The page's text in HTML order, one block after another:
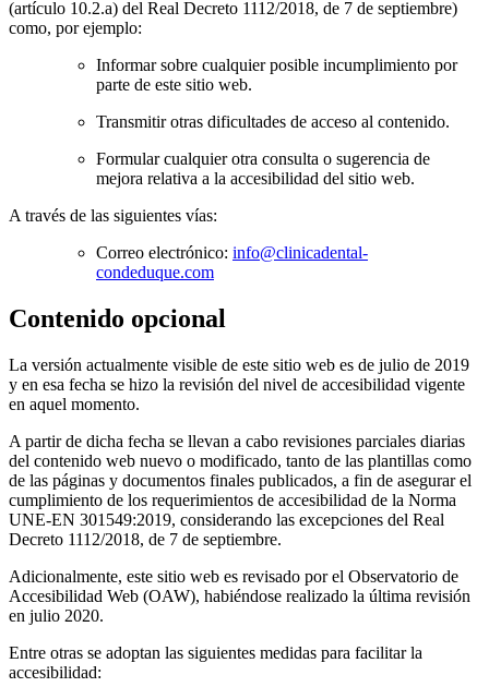
(artículo 10.2.a) del Real Decreto 1112/2018, de 7 de septiembre)
como, por ejemplo:
Informar sobre cualquier posible incumplimiento por
parte de este sitio web.
Transmitir otras dificultades de acceso al contenido.
Formular cualquier otra consulta o sugerencia de
mejora relativa a la accesibilidad del sitio web.
A través de las siguientes vías:
Correo electrónico: info@clinicadental-
condeduque.com
Contenido opcional
La versión actualmente visible de este sitio web es de julio de 2019
y en esa fecha se hizo la revisión del nivel de accesibilidad vigente
en aquel momento.
A partir de dicha fecha se llevan a cabo revisiones parciales diarias
del contenido web nuevo o modificado, tanto de las plantillas como
de las páginas y documentos finales publicados, a fin de asegurar el
cumplimiento de los requerimientos de accesibilidad de la Norma
UNE-EN 301549:2019, considerando las excepciones del Real
Decreto 1112/2018, de 7 de septiembre.
Adicionalmente, este sitio web es revisado por el Observatorio de
Accesibilidad Web (OAW), habiéndose realizado la última revisión
en julio 2020.
Entre otras se adoptan las siguientes medidas para facilitar la
accesibilidad: